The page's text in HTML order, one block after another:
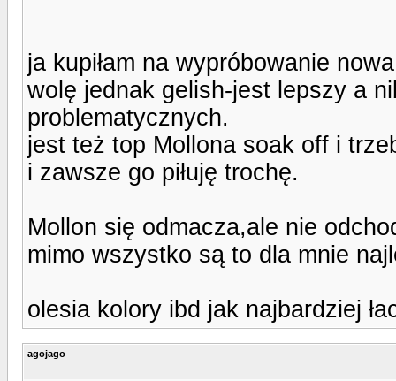
ja kupiłam na wypróbowanie
wolę jednak gelish-jest lepszy a
problematycznych.
jest też top Mollona soak off i
i zawsze go piłuję trochę.
Mollon się odmacza,ale nie
mimo wszystko są to dla mnie
olesia kolory ibd jak najbardziej
agojago